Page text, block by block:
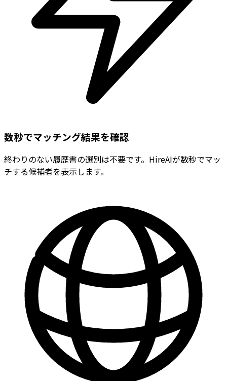
数秒でマッチング結果を確認
終わりのない履歴書の選別は不要です。HireAIが数秒でマッ
チする候補者を表示します。